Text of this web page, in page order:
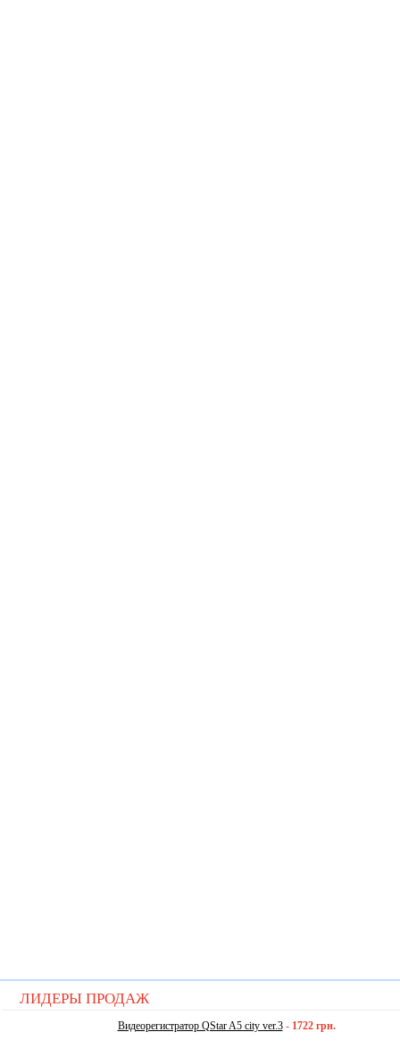
ЛИДЕРЫ ПРОДАЖ
Видеорегистратор QStar A5 city ver.3- 1722 грн.